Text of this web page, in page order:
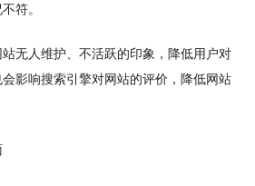
符。
人维护、不活跃的印象，降低用户对
影响搜索引擎对网站的评价，降低网站